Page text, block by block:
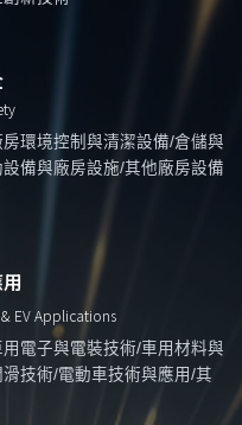
環境控制與清潔設備/倉儲與
備與廠房設施/其他廠房設備
EV Applications
電子與電裝技術/車用材料與
技術/電動車技術與應用/其